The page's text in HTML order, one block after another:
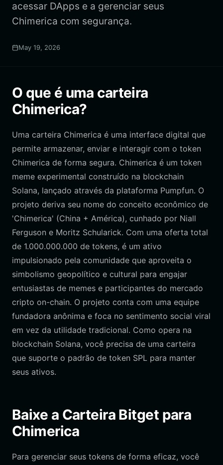
acessar DApps e a gerenciar seus
Chimerica com segurança.
May 19, 2026
O que é uma carteira
Chimerica?
Uma carteira Chimerica é uma interface digital que
permite armazenar, enviar e interagir com o token
Chimerica de forma segura. Chimerica é um token
meme experimental construído na blockchain
Solana, lançado através da plataforma Pumpfun. O
projeto deriva seu nome do conceito econômico de
'Chimerica' (China + América), cunhado por Niall
Ferguson e Moritz Schularick. Com uma oferta total
de 1.000.000.000 de tokens, é um ativo
impulsionado pela comunidade que aproveita o
simbolismo geopolítico e cultural para engajar
entusiastas de memes e participantes do mercado
cripto on-chain. O projeto conta com uma equipe
fundadora anônima e foca no sentimento social viral
em vez da utilidade tradicional. Como opera na
blockchain Solana, você precisa de uma carteira
que suporte o padrão de token SPL para manter
seus ativos.
Baixe a Carteira Bitget para
Chimerica
Para gerenciar seus tokens de forma eficaz, você